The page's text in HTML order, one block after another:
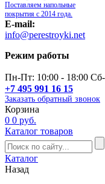
Поставляем напольные
покрытия с 2014 года.
E-mail:
info@perestroyki.net
Режим работы
Пн-Пт: 10:00 - 18:00
+7 495 991 16 15
Заказать обратный звонок
Корзина
0 0 руб.
Каталог товаров
Каталог
Назад